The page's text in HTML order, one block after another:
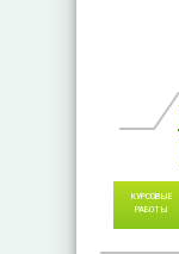
КУРСОВЫЕ
РАБОТЫ